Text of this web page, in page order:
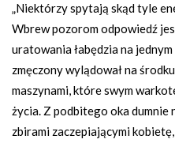
„Niektórzy spytają skąd tyle
Wbrew pozorom odpowiedź
uratowania łabędzia na
zmęczony wylądował na
maszynami, które swym
życia. Z podbitego oka dumnie
zbirami zaczepiającymi